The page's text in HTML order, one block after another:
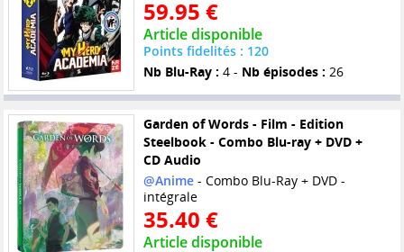
59.95 €
Article disponible
Points fidelités : 120
Nb Blu-Ray : 4 - Nb épisodes : 26
Garden of Words - Film - Edition
Steelbook - Combo Blu-ray + DVD +
CD Audio
@Anime- Combo Blu-Ray + DVD -
intégrale
35.40 €
Article disponible